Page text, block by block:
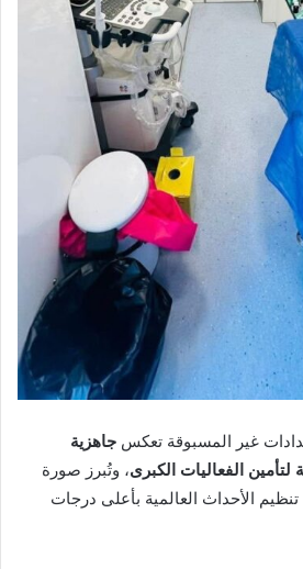
غير المسبوقة تعكس جاهزية
الفعاليات الكبرى، وتُبرز صورة
الأحداث العالمية بأعلى درجات